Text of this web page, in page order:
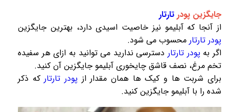
جایگزین پودر تارتار
از آنجا که آبلیمو نیز خاصیت اسیدی دارد، بهترین جایگزین
پودر تارتار محسوب می شود.
اگر به پودر تارتاردسترسی ندارید می توانید به ازای هر سفیده
تخم مرغ، نصف قاشق چایخوری آبلیمو جایگزین آن کنید.
برای شربت ها و کیک ها همان مقدار از پودر تارتارکه ذکر
شده را با آبلیمو جایگزین کنید.